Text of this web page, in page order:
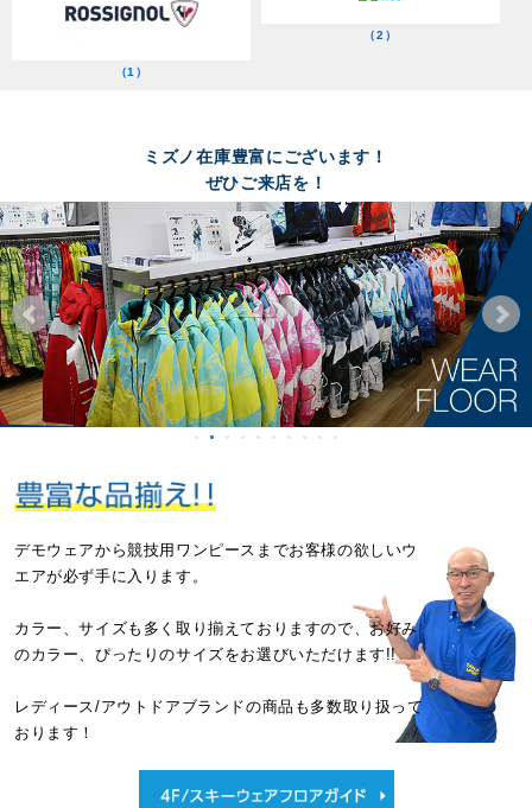
（1）
（2）
ミズノ在庫豊富にございます！
ぜひご来店を！
デモウェアから競技用ワンピースまでお客様の欲しいウ
エアが必ず手に入ります。
カラー、サイズも多く取り揃えておりますので、お好み
のカラー、ぴったりのサイズをお選びいただけます!!
レディース/アウトドアブランドの商品も 多数取り扱って
おります！